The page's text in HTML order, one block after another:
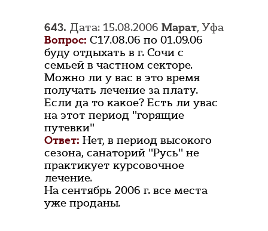
643. Дата: 15.08.2006 Марат, Уфа
Вопрос: С17.08.06 по 01.09.06
буду отдыхать в г. Сочи с
семьей в частном секторе.
Можно ли у вас в это время
получать лечение за плату.
Если да то какое? Есть ли увас
на этот период "горящие
путевки"
Ответ: Нет, в период высокого
сезона, санаторий "Русь" не
практикует курсовочное
лечение.
На сентябрь 2006 г. все места
уже проданы.